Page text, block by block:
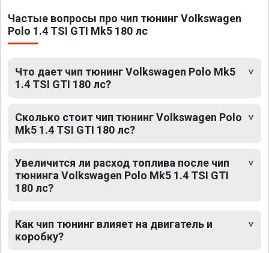
Частые вопросы про чип тюнинг Volkswagen
Polo 1.4 TSI GTI Mk5 180 лс
Что дает чип тюнинг Volkswagen Polo Mk5
1.4 TSI GTI 180 лс?
Сколько стоит чип тюнинг Volkswagen Polo
Mk5 1.4 TSI GTI 180 лс?
Увеличится ли расход топлива после чип
тюнинга Volkswagen Polo Mk5 1.4 TSI GTI
180 лс?
Как чип тюнинг влияет на двигатель и
коробку?